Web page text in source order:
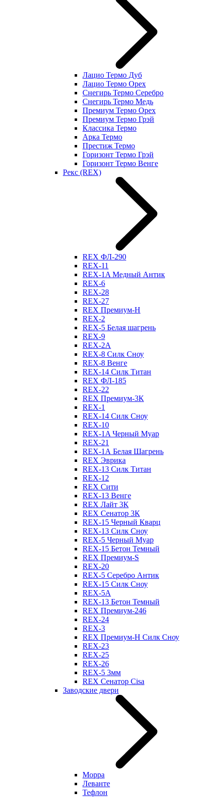
Лацио Термо Дуб
Лацио Термо Орех
Снегирь Термо Серебро
Снегирь Термо Медь
Премиум Термо Орех
Премиум Термо Грэй
Классика Термо
Арка Термо
Престиж Термо
Горизонт Термо Грэй
Горизонт Термо Венге
Рекс (REX)
REX ФЛ-290
REX-11
REX-1A Медный Антик
REX-6
REX-28
REX-27
REX Премиум-Н
REX-2
REX-5 Белая шагрень
REX-9
REX-2А
REX-8 Силк Сноу
REX-8 Венге
REX-14 Силк Титан
REX ФЛ-185
REX-22
REX Премиум-3К
REX-1
REX-14 Силк Сноу
REX-10
REX-1A Черный Муар
REX-21
REX-1А Белая Шагрень
REX Эврика
REX-13 Силк Титан
REX-12
REX Сити
REX-13 Венге
REX Лайт 3К
REX Сенатор 3К
REX-15 Черный Кварц
REX-13 Силк Сноу
REX-5 Черный Муар
REX-15 Бетон Темный
REX Премиум-S
REX-20
REX-5 Серебро Антик
REX-15 Силк Сноу
REX-5А
REX-13 Бетон Темный
REX Премиум-246
REX-24
REX-3
REX Премиум-Н Силк Сноу
REX-23
REX-25
REX-26
REX-5 3мм
REX Сенатор Cisa
Заводские двери
Морра
Леванте
Тефлон